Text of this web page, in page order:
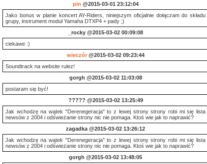
pin @2015-03-01 23:12:04
Jako bonus w planie koncert AY-Riders, niniejszym oficjalnie dołączam do składu
grupy, instrument moduł Yamaha DTXP4 + pady ;)
_rocky@2015-03-02 00:09:08
ciekawe :)
wieczór@2015-03-02 09:23:44
Soundtrack na website rulez!
gorgh @2015-03-02 11:03:08
postaram się być!
????? @2015-03-02 13:25:49
Jak wchodzę na wątek "Derenegeracja" to z lewej strony strony robi mi się lista
newsów z 2004 i odświeżanie strony nic nie pomaga. Ktoś wie jak to naprawić?
zagadka @2015-03-02 13:26:12
Jak wchodzę na wątek "Derenegeracja" to z lewej strony strony robi mi się lista
newsów z 2004 i odświeżanie strony nic nie pomaga. Ktoś wie jak to naprawić?
gorgh @2015-03-02 13:48:05